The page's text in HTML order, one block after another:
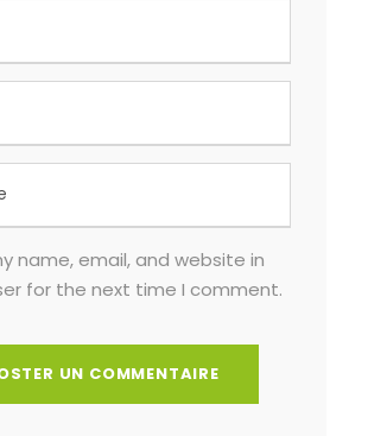
name, email, and website in
for the next time I comment.